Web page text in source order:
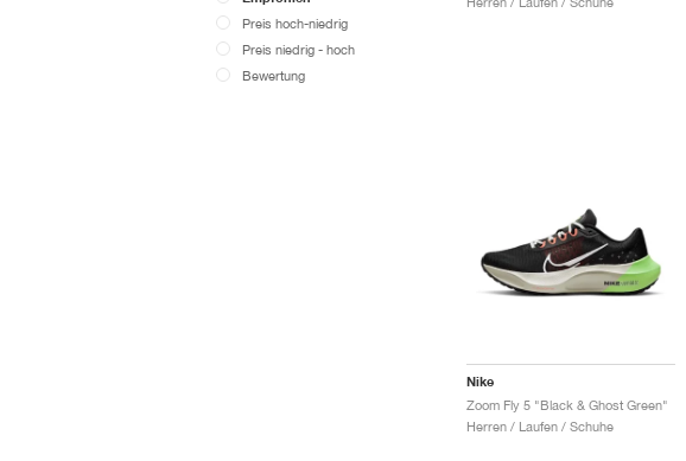
Preis hoch-niedrig
Preis niedrig - hoch
Bewertung
Nike
Zoom Fly 5 "Black & Ghost Green"
Herren / Laufen / Schuhe